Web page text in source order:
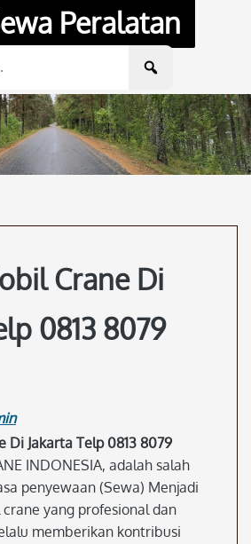
Peralatan
Crane Di
0813 8079
Di Jakarta Telp 0813 8079
INDONESIA, adalah salah
penyewaan (Sewa) Menjadi
yang profesional dan
memberikan kontribusi